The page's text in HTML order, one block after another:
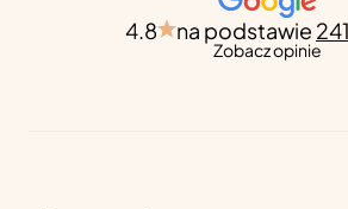
4.8 na podstawie
Zobacz opinie